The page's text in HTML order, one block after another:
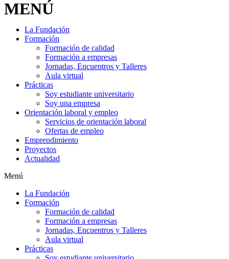
MENÚ
La Fundación
Formación
Formación de calidad
Formación a empresas
Jornadas, Encuentros y Talleres
Aula virtual
Prácticas
Soy estudiante universitario
Soy una empresa
Orientación laboral y empleo
Servicios de orientación laboral
Ofertas de empleo
Emprendimiento
Proyectos
Actualidad
Menú
La Fundación
Formación
Formación de calidad
Formación a empresas
Jornadas, Encuentros y Talleres
Aula virtual
Prácticas